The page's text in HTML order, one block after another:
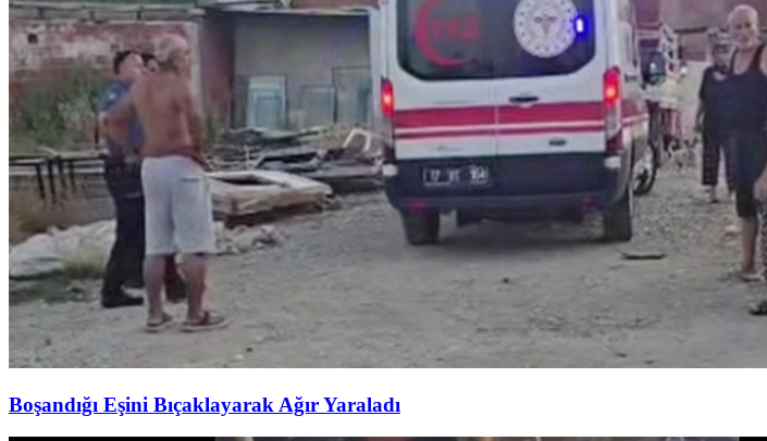
Boşandığı Eşini Bıçaklayarak Ağır Yaraladı